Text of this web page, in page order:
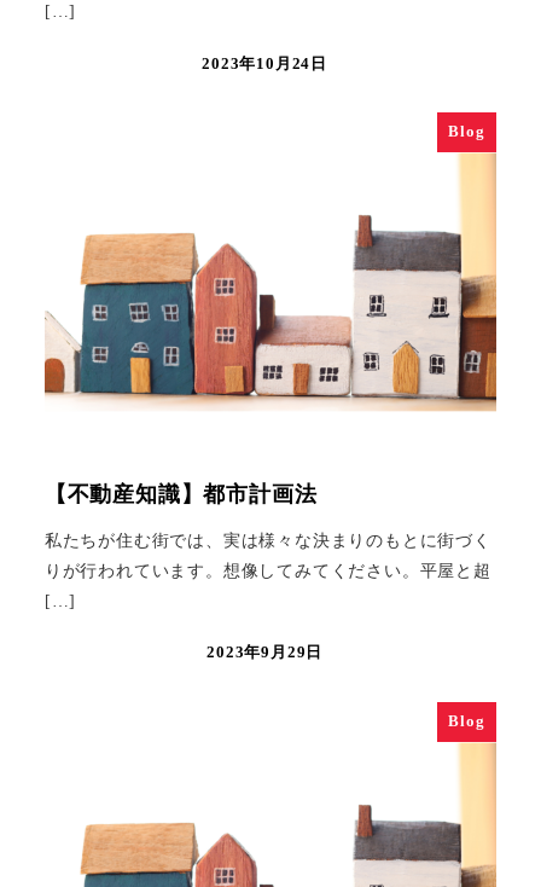
[…]
2023年10月24日
Blog
【不動産知識】都市計画法
私たちが住む街では、実は様々な決まりのもとに街づく
りが行われています。想像してみてください。平屋と超
[…]
2023年9月29日
Blog